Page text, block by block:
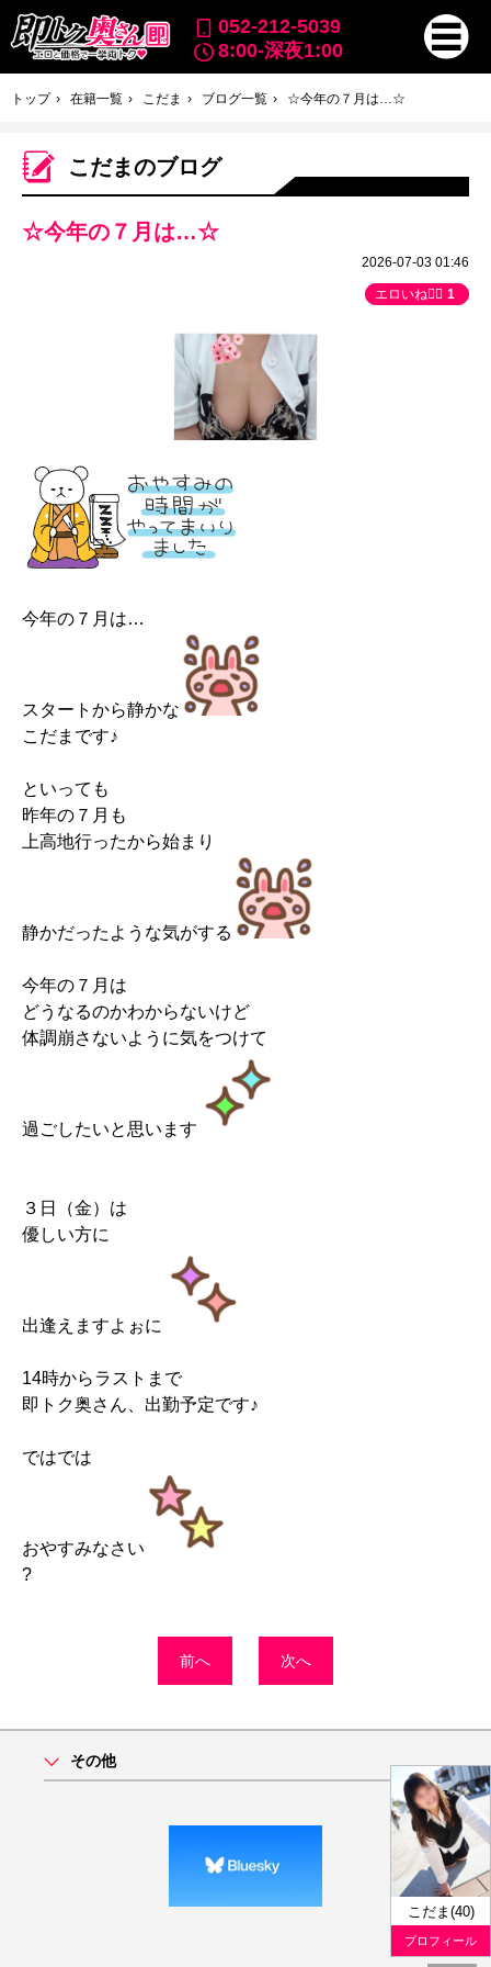
052-212-5039
8:00-深夜1:00
トップ 在籍一覧 こだま ブログ一覧 ☆今年の７月は…☆
こだまのブログ
こだま(40)
プロフィール
☆今年の７月は…☆
2026-07-03 01:46
エロいね👍🏻 1
今年の７月は…
スタートから静かな
こだまです♪
といっても
昨年の７月も
上高地行ったから始まり
静かだったような気がする
今年の７月は
どうなるのかわからないけど
体調崩さないように気をつけて
過ごしたいと思います
３日（金）は
優しい方に
出逢えますよぉに
14時からラストまで
即トク奥さん、出勤予定です♪
ではでは
おやすみなさい
?
前へ 次へ
その他